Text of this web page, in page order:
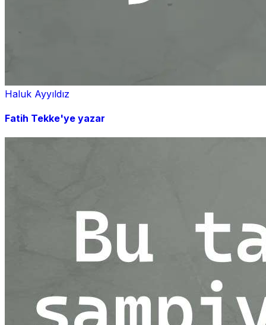
Haluk Ayyıldız
Fatih Tekke'ye yazar